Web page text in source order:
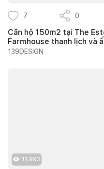
7 0
Căn hộ 150m2 tại The
Farmhouse thanh lịch và
139DESIGN
11.993